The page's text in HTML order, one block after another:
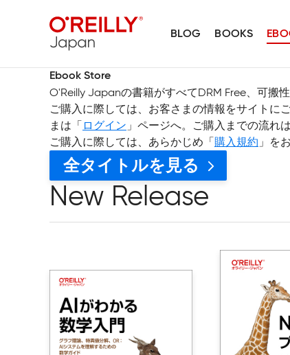
BLOG BOOKS
Ebook Store
O'Reilly Japanの書籍がすべてDRM Free、可搬
ご購入に際しては、お客さまの情報をサイトに
まは「 ログイン 」ページへ。ご購入までの流れ
ご購入に際しては、あらかじめ「購入規約 」を
全タイトルを見る
New Release